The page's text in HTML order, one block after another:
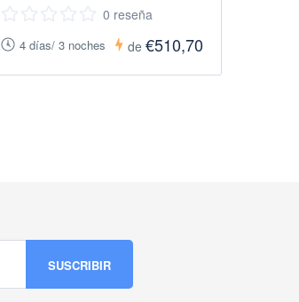
0 reseña
4 días/ 3 noches de €510,70